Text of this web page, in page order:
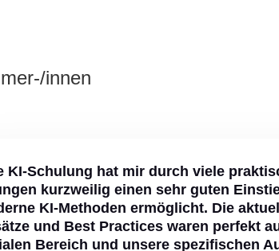
innen
KI-Schulung hat mir durch viele
kurzweilig einen sehr guten
KI-Methoden ermöglicht. Die
und Best Practices waren perfekt
Bereich und unsere spezifischen